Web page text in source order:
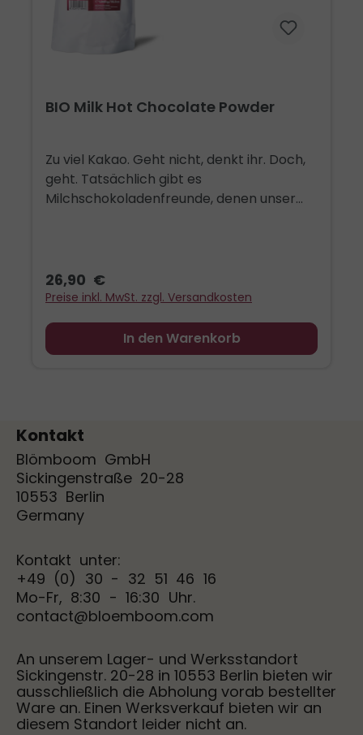
BIO Milk Hot Chocolate Powder
Zu viel Kakao. Geht nicht, denkt ihr. Doch,
geht. Tatsächlich gibt es
Milchschokoladenfreunde, denen unser
bei uns keiner ohne Schokoladenpulver
nach Hause geht, haben wir unsere
verheiratet und - voila - es ist angerichtet!
Selbstredent alles in Bio und wie immer mit
einer feinen Kakaonote mit einem
intensivem Schokoladengeschmack.
26,90 €
Preise inkl. MwSt. zzgl. Versandkosten
In den Warenkorb
Kontakt
Blömboom GmbH
Sickingenstraße 20-28
10553 Berlin
Germany
Kontakt unter:
+49 (0) 30 - 32 51 46 16
Mo-Fr, 8:30 - 16:30 Uhr.
contact@bloemboom.com
An unserem Lager- und Werksstandort
Sickingenstr. 20-28 in 10553 Berlin bieten wir
ausschließlich die Abholung vorab bestellter
Ware an. Einen Werksverkauf bieten wir an
diesem Standort leider nicht an.